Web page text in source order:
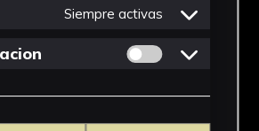
Siempre activas
Permitir cookies